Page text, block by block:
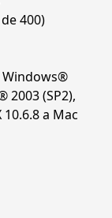
400)
Windows®
2003 (SP2),
a Mac